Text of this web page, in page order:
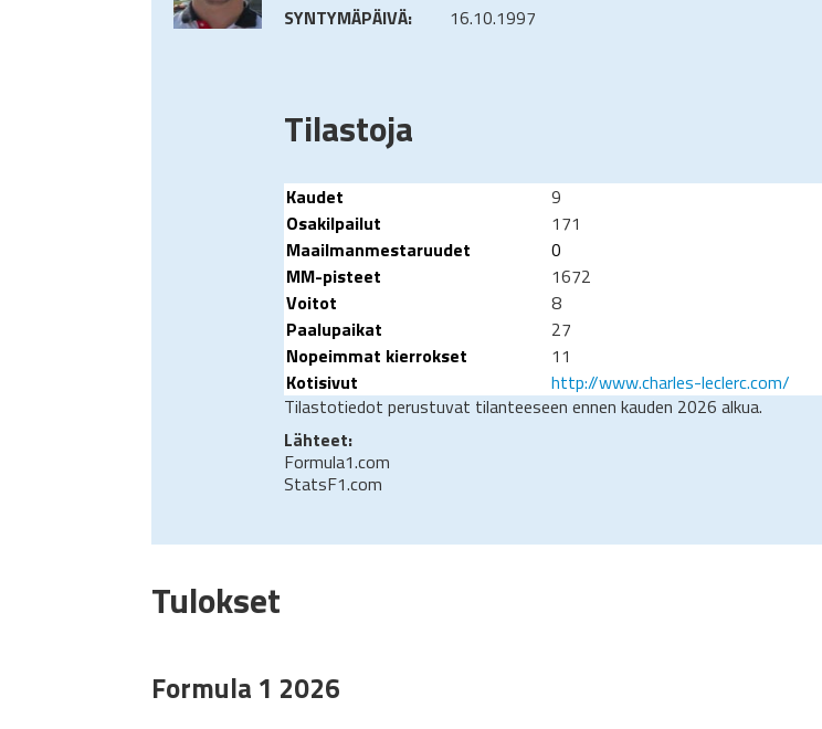
SYNTYMÄPÄIVÄ:
16.10.1997
Tilastoja
Kaudet
9
Osakilpailut
171
Maailmanmestaruudet
0
MM-pisteet
1672
Voitot
8
Paalupaikat
27
Nopeimmat kierrokset
11
Kotisivut
http://www.charles-leclerc.com/
Tilastotiedot perustuvat tilanteeseen ennen kauden 2026 alkua.
Lähteet:
Formula1.com
StatsF1.com
Tulokset
Formula 1 2026